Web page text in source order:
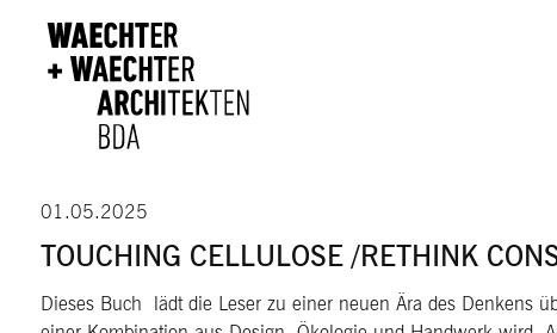
01.05.2025
TOUCHING CELLULOSE /RETHINK
Dieses Buch lädt die Leser zu einer neuen Ära des Denkens